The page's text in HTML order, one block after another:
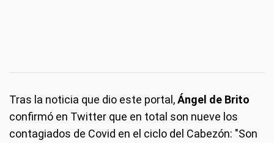
Tras la noticia que dio este portal,Ángel de Brito
confirmó en Twitter que en total son nueve los
contagiados de Covid en el ciclo del Cabezón: "Son